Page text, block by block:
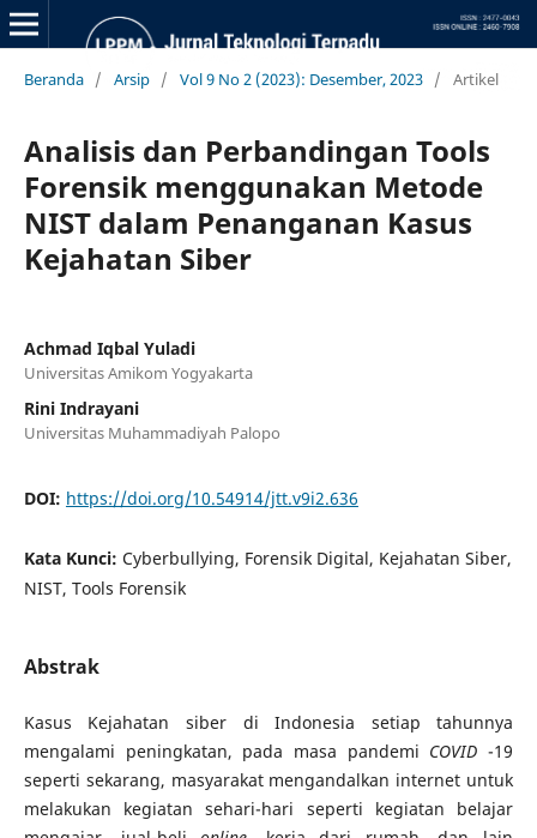
Beranda / Arsip / Vol 9 No 2 (2023): Desember, 2023 / Artikel
Analisis dan Perbandingan Tools
Forensik menggunakan Metode
NIST dalam Penanganan Kasus
Kejahatan Siber
Achmad Iqbal Yuladi
Universitas Amikom Yogyakarta
Rini Indrayani
Universitas Muhammadiyah Palopo
DOI: https://doi.org/10.54914/jtt.v9i2.636
Kata Kunci: Cyberbullying, Forensik Digital, Kejahatan Siber,
NIST, Tools Forensik
Abstrak
Kasus Kejahatan siber di Indonesia setiap tahunnya
mengalami peningkatan, pada masa pandemi COVID -19
seperti sekarang, masyarakat mengandalkan internet untuk
melakukan kegiatan sehari-hari seperti kegiatan belajar